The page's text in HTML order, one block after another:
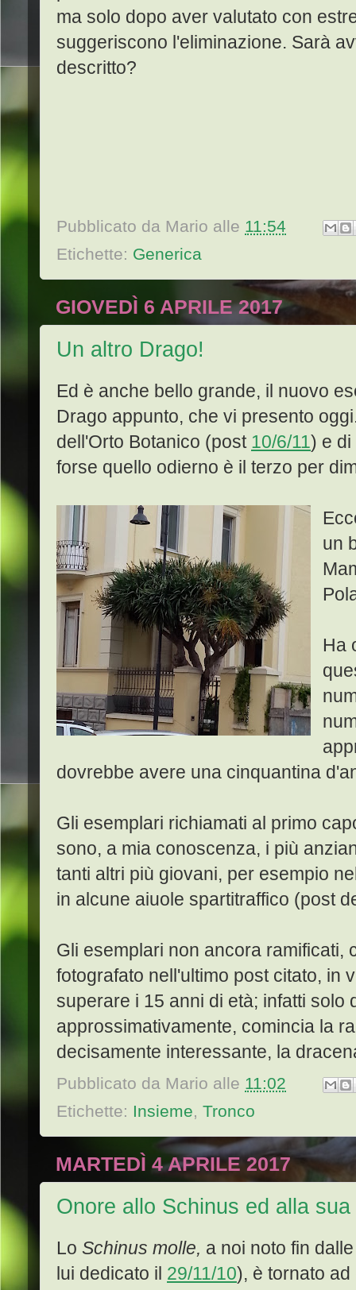
ma solo dopo aver valutato con
suggeriscono l'eliminazione. Sarà
descritto?
Pubblicato da Mario alle 11:54
Etichette: Generica
GIOVEDÌ 6 APRILE 2017
Un altro Drago!
Ed è anche bello grande, il nuovo
Drago appunto, che vi presento
dell'Orto Botanico (post 10/6/11) e
forse quello odierno è il terzo per
un
Ha
dovrebbe avere una cinquantina
Gli esemplari richiamati al primo
sono, a mia conoscenza, i più
tanti altri più giovani, per esempio
in alcune aiuole spartitraffico (post
Gli esemplari non ancora ramificati,
fotografato nell'ultimo post citato, in
superare i 15 anni di età; infatti solo
approssimativamente, comincia la
decisamente interessante, la
Pubblicato da Mario alle 11:02
Etichette: Insieme, Tronco
MARTEDÌ 4 APRILE 2017
Onore allo Schinus ed alla
Lo Schinus molle, a noi noto fin
lui dedicato il 29/11/10), è tornato